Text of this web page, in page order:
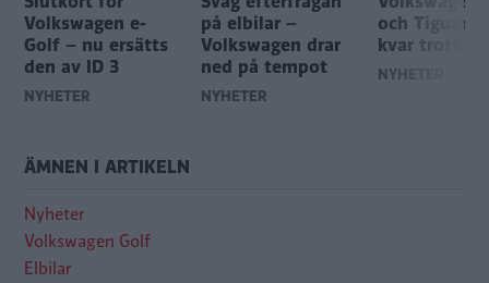
Volkswagen e-
Golf – nu ersätts
den av ID 3
NYHETER
på elbilar –
Volkswagen drar
ned på tempot
NYHETER
och Tiguan
kvar trots
NYHETER
ÄMNEN I ARTIKELN
Nyheter
Volkswagen Golf
Elbilar